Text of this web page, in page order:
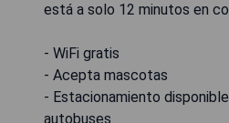
está a solo 12 minutos en
- WiFi gratis
- Acepta mascotas
- Estacionamiento
autobuses